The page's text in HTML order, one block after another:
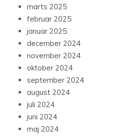
marts 2025
februar 2025
januar 2025
december 2024
november 2024
oktober 2024
september 2024
august 2024
juli 2024
juni 2024
maj 2024